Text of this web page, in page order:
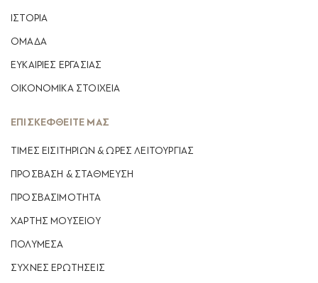
ΙΣΤΟΡΙΑ
ΟΜΑΔΑ
ΕΥΚΑΙΡΙΕΣ ΕΡΓΑΣΙΑΣ
ΟΙΚΟΝΟΜΙΚΆ ΣΤΟΙΧΕΊΑ
ΕΠΙΣΚΕΦΘΕΙΤΕ ΜΑΣ
ΤΙΜΕΣ ΕΙΣΙΤΗΡΙΩΝ & ΩΡΕΣ ΛΕΙΤΟΥΡΓΙΑΣ
ΠΡΟΣΒΑΣΗ & ΣΤΑΘΜΕΥΣΗ
ΠΡΟΣΒΑΣΙΜΟΤΗΤΑ
ΧΑΡΤΗΣ ΜΟΥΣΕΙΟΥ
ΠΟΛΥΜΕΣΑ
ΣΥΧΝΕΣ ΕΡΩΤΗΣΕΙΣ